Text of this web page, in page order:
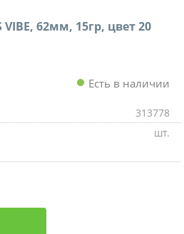
VIBE, 62мм, 15гр, цвет 20
Есть в наличии
313778
шт.